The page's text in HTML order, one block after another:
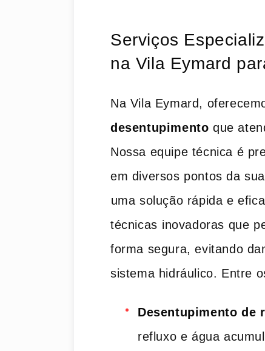
Serviços
na Vila Eymard
Na Vila ​Eymard,
desentupimento que
Nossa equipe técnica é
em diversos pontos da
⁣uma‍ solução rápida e
técnicas ⁢inovadoras que
forma segura, evitando
sistema hidráulico. Entre
Desentupimento de
refluxo e água